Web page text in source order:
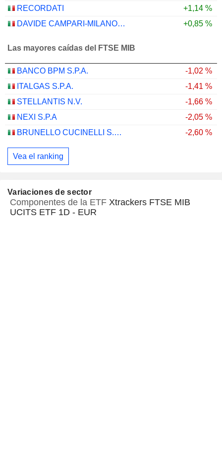
RECORDATI
+1,14 %
DAVIDE CAMPARI-MILANO N.V.
+0,85 %
Las mayores caídas del FTSE MIB
BANCO BPM S.P.A.
-1,02 %
ITALGAS S.P.A.
-1,41 %
STELLANTIS N.V.
-1,66 %
NEXI S.P.A
-2,05 %
BRUNELLO CUCINELLI S.P.A.
-2,60 %
Vea el ranking
Variaciones de sector
Componentes de la ETF Xtrackers FTSE MIB
UCITS ETF 1D - EUR